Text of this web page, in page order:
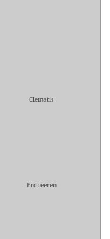
Clematis
Erdbeeren